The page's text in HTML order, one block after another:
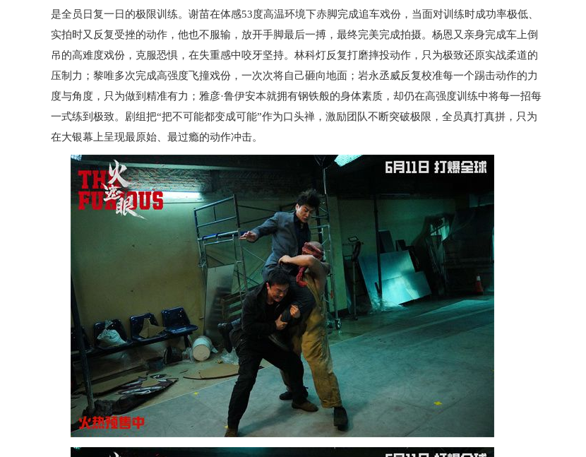
是全员日复一日的极限训练。谢苗在体感53度高温环境下赤脚完成追车戏份，当面对训练时成功率极低、
实拍时又反复受挫的动作，他也不服输，放开手脚最后一搏，最终完美完成拍摄。杨恩又亲身完成车上倒
吊的高难度戏份，克服恐惧，在失重感中咬牙坚持。林科灯反复打磨摔投动作，只为极致还原实战柔道的
压制力；黎唯多次完成高强度飞撞戏份，一次次将自己砸向地面；岩永丞威反复校准每一个踢击动作的力
度与角度，只为做到精准有力；雅彦·鲁伊安本就拥有钢铁般的身体素质，却仍在高强度训练中将每一招每
一式练到极致。剧组把“把不可能都变成可能”作为口头禅，激励团队不断突破极限，全员真打真拼，只为
在大银幕上呈现最原始、最过瘾的动作冲击。